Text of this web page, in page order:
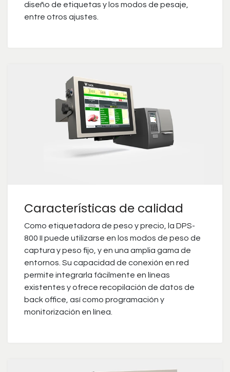
diseño de etiquetas y los modos de pesaje,
entre otros ajustes.
Características de calidad
Como etiquetadora de peso y precio, la DPS-
800 II puede utilizarse en los modos de peso de
captura y peso fijo, y en una amplia gama de
entornos. Su capacidad de conexión en red
permite integrarla fácilmente en líneas
existentes y ofrece recopilación de datos de
back office, así como programación y
monitorización en línea.